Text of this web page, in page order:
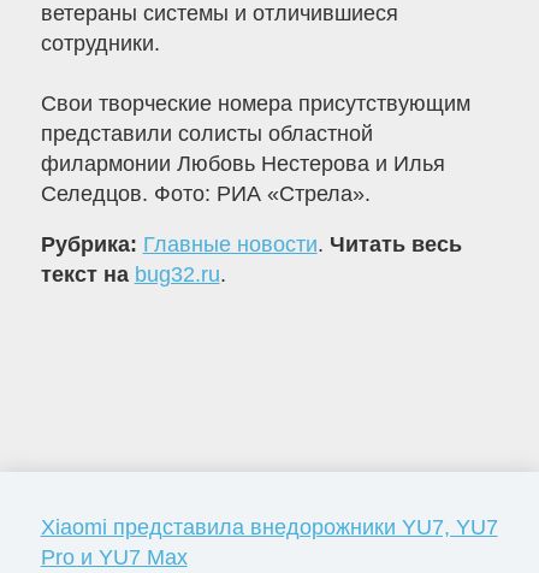
ветераны системы и отличившиеся
сотрудники.
Свои творческие номера присутствующим
представили солисты областной
филармонии Любовь Нестерова и Илья
Селедцов. Фото: РИА «Стрела».
Рубрика: Главные новости. Читать весь
текст на bug32.ru.
Xiaomi представила внедорожники YU7, YU7
Pro и YU7 Max